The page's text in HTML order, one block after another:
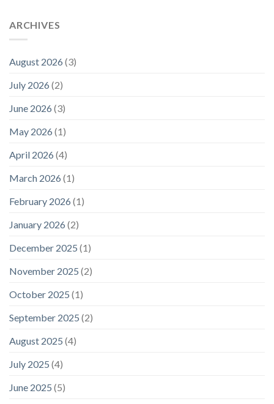
ARCHIVES
August 2026 (3)
July 2026 (2)
June 2026 (3)
May 2026 (1)
April 2026 (4)
March 2026 (1)
February 2026 (1)
January 2026 (2)
December 2025 (1)
November 2025 (2)
October 2025 (1)
September 2025 (2)
August 2025 (4)
July 2025 (4)
June 2025 (5)